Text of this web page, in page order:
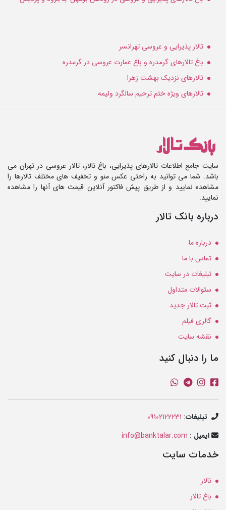
تالار پذیرایی و عروسی تهرانسر
باغ تالارهای گرمدره و باغ عمارت عروسی در گرمدره
تالارهای نزدیک بهشت زهرا
تالارهای ویژه ختم ترحیم سالگرد ولیمه
سایت جامع اطلاعات تالارهای پذیرایی، باغ تالار، تالار عروسی در تهران می
باشد. شما می توانید به راحتی عکس منو و تخفیف های مختلف تالارها را
مشاهده نمایید و از طریق پیش فاکتور آنلاین قیمت های آنها را مشاهده
نمایید.
درباره بانک تالار
درباره ما
تماس با ما
تبلیغات در سایت
سئوالات متداول
ثبت تالار جدید
گالری فیلم
نقشه سایت
ما را دنبال کنید
تبلیغات:
09102122231
ایمیل :
info@banktalar.com
خدمات سایت
تالار
باغ تالار